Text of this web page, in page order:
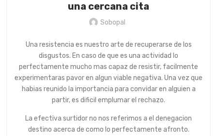
una cercana cita
Sobopal
Una resistencia es nuestro arte de recuperarse de los
disgustos. En caso de que es una actividad lo
perfectamente mucho mas capaz de resistir, facilmente
experimentaras pavor en algun viable negativa. Una vez que
habias reunido la importancia para convidar en alguien a
partir, es dificil emplumar el rechazo.
La efectiva surtidor no nos referimos a el denegacion
destino acerca de como lo perfectamente afronto.